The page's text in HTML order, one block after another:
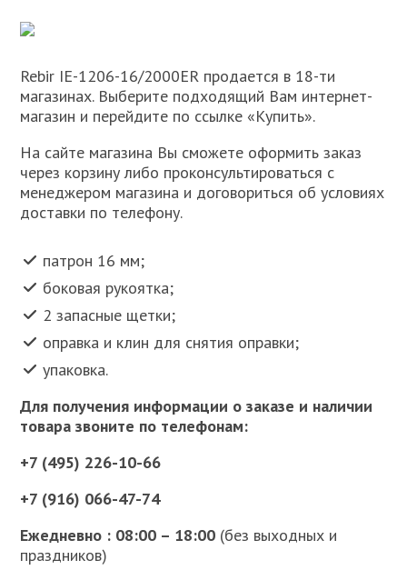
Rebir IE-1206-16/2000ER продается в 18-ти
магазинах. Выберите подходящий Вам интернет-
магазин и перейдите по ссылке «Купить».
На сайте магазина Вы сможете оформить заказ
через корзину либо проконсультироваться с
менеджером магазина и договориться об условиях
доставки по телефону.
патрон 16 мм;
боковая рукоятка;
2 запасные щетки;
оправка и клин для снятия оправки;
упаковка.
Для получения информации о заказе и наличии
товара звоните по телефонам:
+7 (495) 226-10-66
+7 (916) 066-47-74
Ежедневно : 08:00 – 18:00 (без выходных и
праздников)